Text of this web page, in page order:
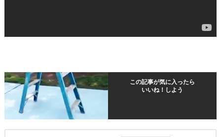
この記事が気に入ったら
いいね！しよう